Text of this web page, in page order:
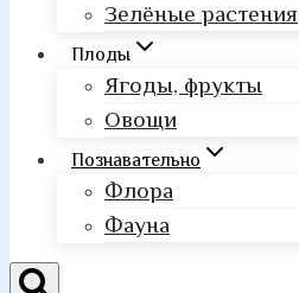
Зелёные растения
Плоды
Ягоды, фрукты
Овощи
Познавательно
Флора
Фауна